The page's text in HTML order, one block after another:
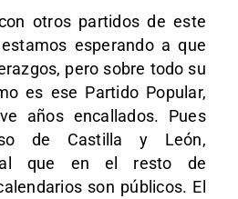
otros partidos de este
esperando a que
pero sobre todo su
es ese Partido Popular,
años encallados. Pues
de Castilla y León,
que en el resto de
son públicos. El